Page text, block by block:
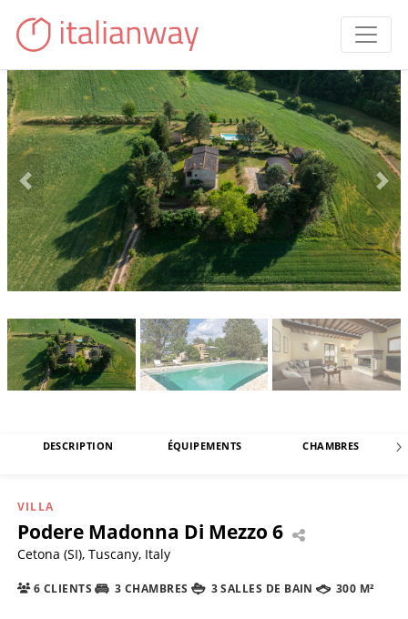
DESCRIPTION ÉQUIPEMENTS CHAMBRES
VILLA
Podere Madonna Di Mezzo 6
Cetona (SI), Tuscany, Italy
6 CLIENTS 3 CHAMBRES 3 SALLES DE BAIN 300 M²